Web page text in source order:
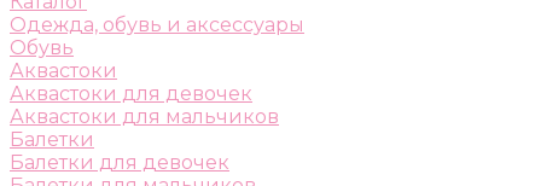
Одежда, обувь и аксессуары
Обувь
Аквастоки
Аквастоки для девочек
Аквастоки для мальчиков
Балетки
Балетки для девочек